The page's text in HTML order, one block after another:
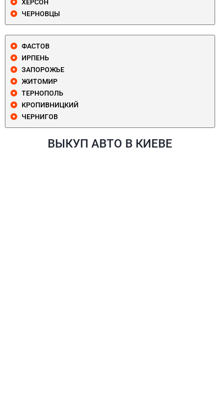
ХЕРСОН
ЧЕРНОВЦЫ
ФАСТОВ
ИРПЕНЬ
ЗАПОРОЖЬЕ
ЖИТОМИР
ТЕРНОПОЛЬ
КРОПИВНИЦКИЙ
ЧЕРНИГОВ
ВЫКУП АВТО В КИЕВЕ